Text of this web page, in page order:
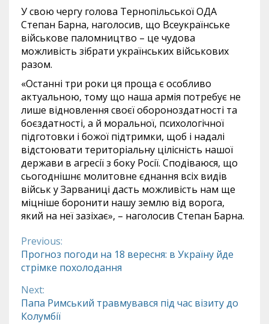
У свою чергу голова Тернопільської ОДА
Степан Барна, наголосив, що Всеукраїнське
військове паломництво – це чудова
можливість зібрати українських військових
разом.
«Останні три роки ця проща є особливо
актуальною, тому що наша армія потребує не
лише відновлення своєї обороноздатності та
боєздатності, а й моральної, психологічної
підготовки і божої підтримки, щоб і надалі
відстоювати територіальну цілісність нашої
держави в агресії з боку Росії. Сподіваюся, що
сьогоднішнє молитовне єднання всіх видів
військ у Зарваниці дасть можливість нам ще
міцніше боронити нашу землю від ворога,
який на неї зазіхає», – наголосив Степан Барна.
Continue
Reading
Previous:
Прогноз погоди на 18 вересня: в Україну йде
стрімке похолодання
Next:
Папа Римський травмувався під час візиту до
Колумбії